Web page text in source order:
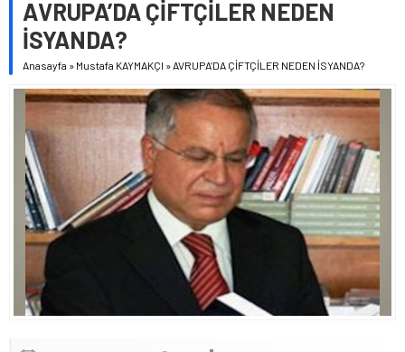
AVRUPA’DA ÇİFTÇİLER NEDEN
İSYANDA?
Anasayfa » Mustafa KAYMAKÇI »AVRUPA’DA ÇİFTÇİLER NEDEN İSYANDA?